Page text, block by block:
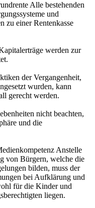
Alle bestehenden
und
zu einer Rentenkasse
werden zur
der Vergangenheit,
wurden, kann
gerecht werden.
nicht beachten,
und die
Anstelle
von Bürgern, welche die
bilden, muss der
bei Aufklärung und
für die Kinder und
liegen.